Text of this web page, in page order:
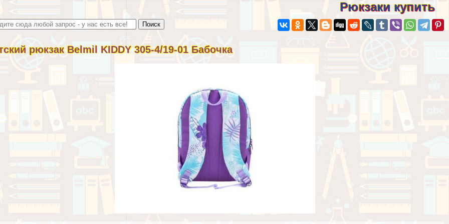
Рюкзаки купить
рюкзак Belmil KIDDY 305-4/19-01 Бабочка